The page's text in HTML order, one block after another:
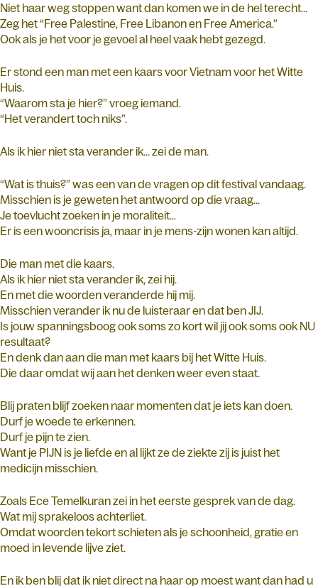
Niet haar weg stoppen want dan komen we in de hel terecht...
Zeg het “Free Palestine, Free Libanon en Free America.”
Ook als je het voor je gevoel al heel vaak hebt gezegd.
Er stond een man met een kaars voor Vietnam voor het Witte
Huis.
“Waarom sta je hier?” vroeg iemand.
“Het verandert toch niks”.
Als ik hier niet sta verander ik... zei de man.
“Wat is thuis?” was een van de vragen op dit festival vandaag.
Misschien is je geweten het antwoord op die vraag...
Je toevlucht zoeken in je moraliteit…
Er is een wooncrisis ja, maar in je mens-zijn wonen kan altijd.
Die man met die kaars.
Als ik hier niet sta verander ik, zei hij.
En met die woorden veranderde hij mij.
Misschien verander ik nu de luisteraar en dat ben JIJ.
Is jouw spanningsboog ook soms zo kort wil jij ook soms ook NU
resultaat?
En denk dan aan die man met kaars bij het Witte Huis.
Die daar omdat wij aan het denken weer even staat.
Blij praten blijf zoeken naar momenten dat je iets kan doen.
Durf je woede te erkennen.
Durf je pijn te zien.
Want je PIJN is je liefde en al lijkt ze de ziekte zij is juist het
medicijn misschien.
Zoals Ece Temelkuran zei in het eerste gesprek van de dag.
Wat mij sprakeloos achterliet.
Omdat woorden tekort schieten als je schoonheid, gratie en
moed in levende lijve ziet.
En ik ben blij dat ik niet direct na haar op moest want dan had u